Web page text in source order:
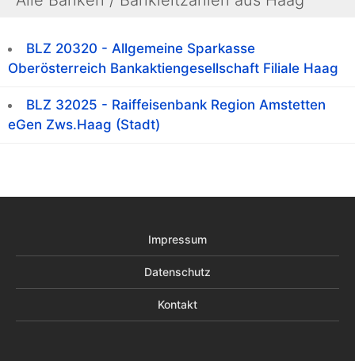
BLZ 20320 - Allgemeine Sparkasse
Oberösterreich Bankaktiengesellschaft Filiale Haag
BLZ 32025 - Raiffeisenbank Region Amstetten
eGen Zws.Haag (Stadt)
Impressum
Datenschutz
Kontakt